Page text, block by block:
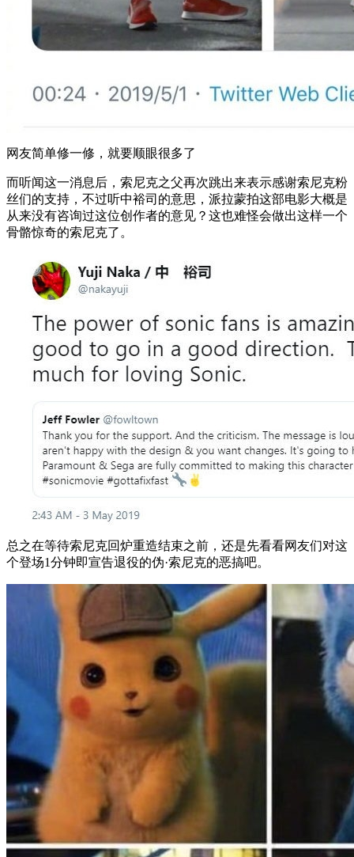
网友简单修一修，就要顺眼很多了
而听闻这一消息后，索尼克之父再次跳出来表示感谢索尼克粉
丝们的支持，不过听中裕司的意思，派拉蒙拍这部电影大概是
从来没有咨询过这位创作者的意见？这也难怪会做出这样一个
骨骼惊奇的索尼克了。
总之在等待索尼克回炉重造结束之前，还是先看看网友们对这
个登场1分钟即宣告退役的伪·索尼克的恶搞吧。